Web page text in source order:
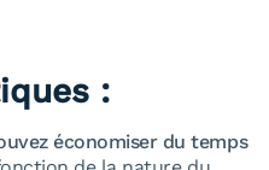
:
économiser du temps